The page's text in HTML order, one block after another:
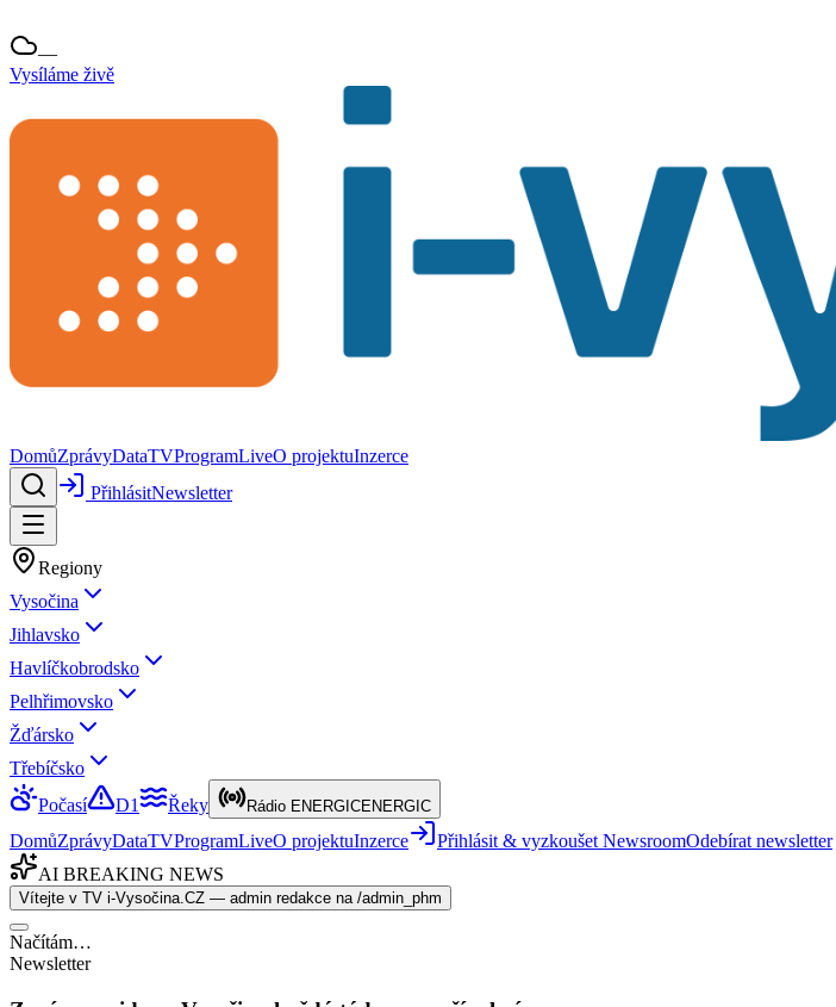
—
Vysíláme živě
DomůZprávyDataTVProgramLiveO projektuInzerce
PřihlásitNewsletter
Regiony
Vysočina
Jihlavsko
Havlíčkobrodsko
Pelhřimovsko
Žďársko
Třebíčsko
Počasí
D1 Řeky Rádio ENERGICENERGIC
DomůZprávyDataTVProgramLiveO projektuInzerce Přihlásit & vyzkoušet NewsroomOdebírat newsletter
AI BREAKING NEWS
Vítejte v TV i-Vysočina.CZ — admin redakce na /admin_phm
Načítám…
Newsletter